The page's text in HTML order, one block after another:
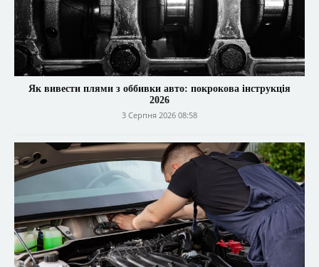
Як вивести плями з оббивки авто: покрокова інструкція
2026
3 Серпня 2026 08:58